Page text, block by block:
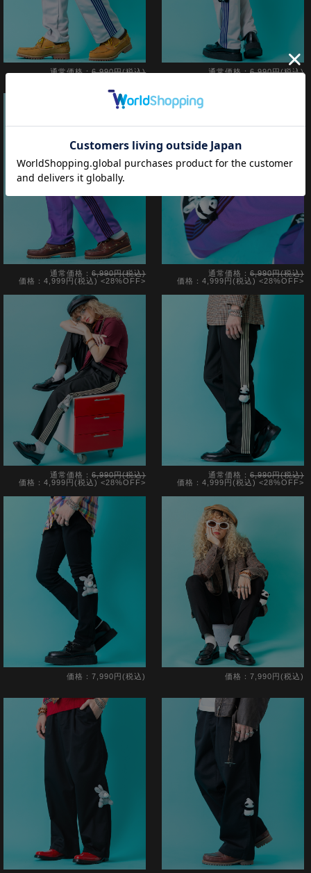
通常価格：6,990円(税込)
通常価格：6,990円(税込)
通常価格：6,990円(税込)
価格：4,999円(税込)<28%OFF>
通常価格： 6,990円(税込)
価格：4,999円(税込) <28%OFF>
通常価格：6,990円(税込)
価格：4,999円(税込)<28%OFF>
通常価格： 6,990円(税込)
価格：4,999円(税込) <28%OFF>
価格：7,990円(税込) 価格：7,990円(税込)